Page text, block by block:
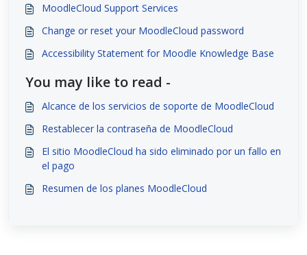
MoodleCloud Support Services
Change or reset your MoodleCloud password
Accessibility Statement for Moodle Knowledge Base
You may like to read -
Alcance de los servicios de soporte de MoodleCloud
Restablecer la contraseña de MoodleCloud
El sitio MoodleCloud ha sido eliminado por un fallo en
el pago
Resumen de los planes MoodleCloud